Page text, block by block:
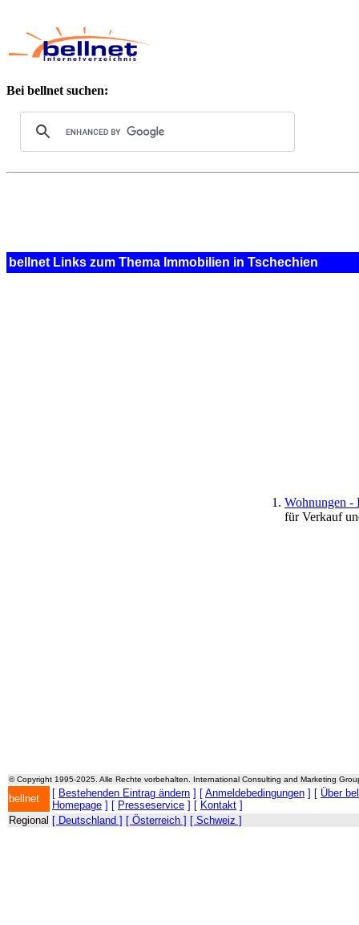
Bei bellnet suchen:
bellnet Links zum Thema Immobilien in Tschechien
Wohnungen -
für Verkauf
© Copyright 1995-2025. Alle Rechte vorbehalten. International Consulting and Marketing
bellnet [ Bestehenden Eintrag ändern ] [ Anmeldebedingungen ] [ Über
Homepage ] [ Presseservice ] [ Kontakt ]
Regional [ Deutschland ] [ Österreich ] [ Schweiz ]